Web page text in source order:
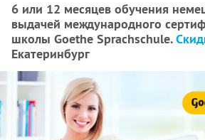
6 или 12 месяцев обучения
выдачей международного
школы Goethe Sprachschule.
Екатеринбург